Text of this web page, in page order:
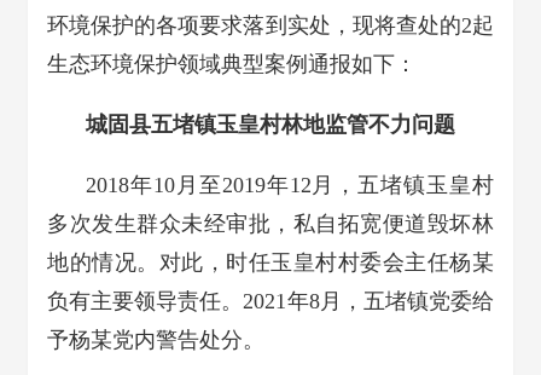
环境保护的各项要求落到实处，现将查处的2起
生态环境保护领域典型案例通报如下：
城固县五堵镇玉皇村林地监管不力问题
2018年10月至2019年12月，五堵镇玉皇村
多次发生群众未经审批，私自拓宽便道毁坏林
地的情况。对此，时任玉皇村村委会主任杨某
负有主要领导责任。2021年8月，五堵镇党委给
予杨某党内警告处分。